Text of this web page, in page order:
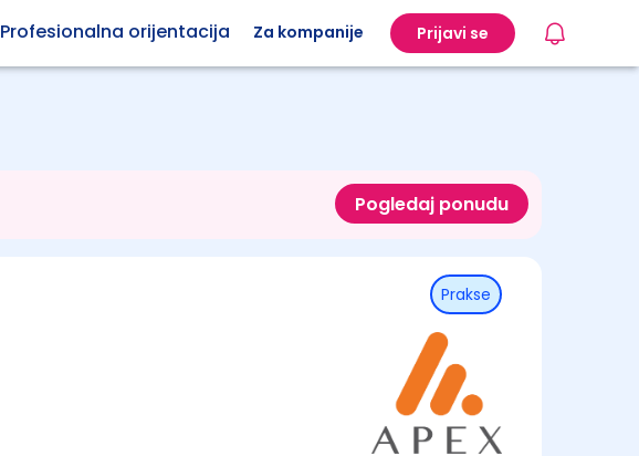
Profesionalna orijentacija Za kompanije Prijavi se
Pogledaj ponudu
Prakse